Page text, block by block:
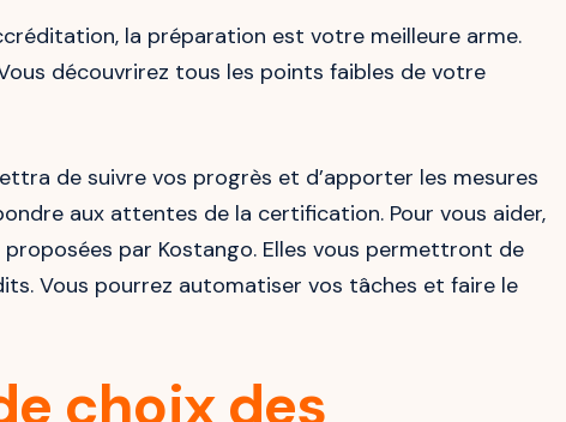
la préparation est votre meilleure arme.
découvrirez tous les points faibles de votre
de suivre vos progrès et d’apporter les mesures
aux attentes de la certification. Pour vous aider,
par Kostango. Elles vous permettront de
Vous pourrez automatiser vos tâches et faire le
choix des